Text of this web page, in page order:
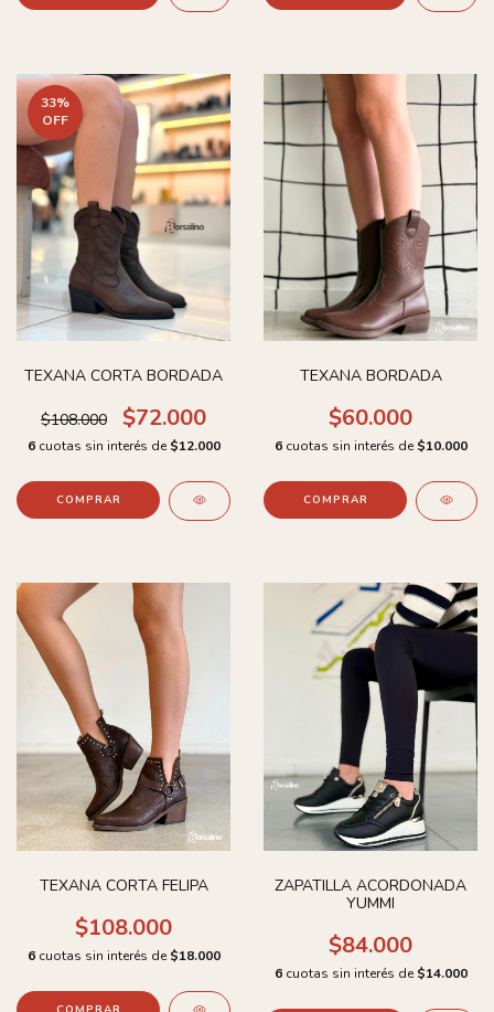
33%
OFF
TEXANA CORTA BORDADA
$108.000 $72.000
6 cuotas sin interés de $12.000
COMPRAR
TEXANA BORDADA
$60.000
6 cuotas sin interés de $10.000
COMPRAR
TEXANA CORTA FELIPA
$108.000
6 cuotas sin interés de $18.000
ZAPATILLA ACORDONADA
YUMMI
$84.000
6 cuotas sin interés de $14.000